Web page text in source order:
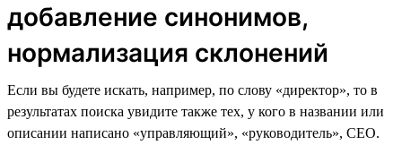
добавление синонимов,
нормализация склонений
Если вы будете искать, например, по слову «директор», то в
результатах поиска увидите также тех, у кого в названии или
описании написано «управляющий», «руководитель», CEO.